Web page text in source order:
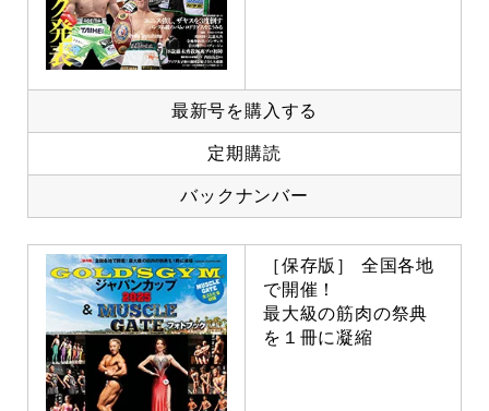
最新号を購入する
定期購読
バックナンバー
［保存版］ 全国各地
で開催！
最大級の筋肉の祭典
を１冊に凝縮